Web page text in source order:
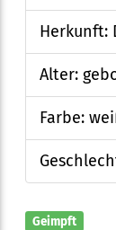
Herkunft:
Alter:
Farbe:
Geimpft